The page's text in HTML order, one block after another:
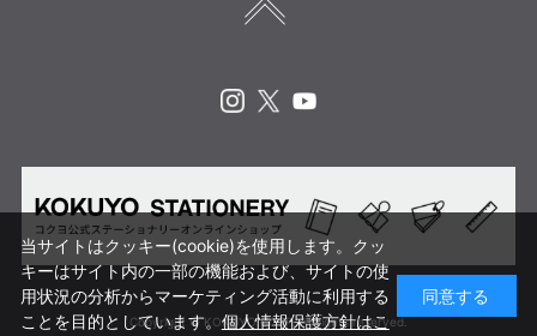
Copyright © KOKUYO CORP. All rights reserved.
当サイトはクッキー(cookie)を使用します。クッ
キーはサイト内の一部の機能および、サイトの使
用状況の分析からマーケティング活動に利用する
ことを目的としています。個人情報保護方針はこ
同意する